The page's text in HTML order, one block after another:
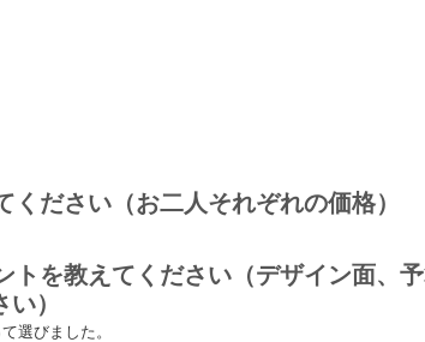
ださい（お二人それぞれの価格）
トを教えてください（デザイン面、
）
選びました。